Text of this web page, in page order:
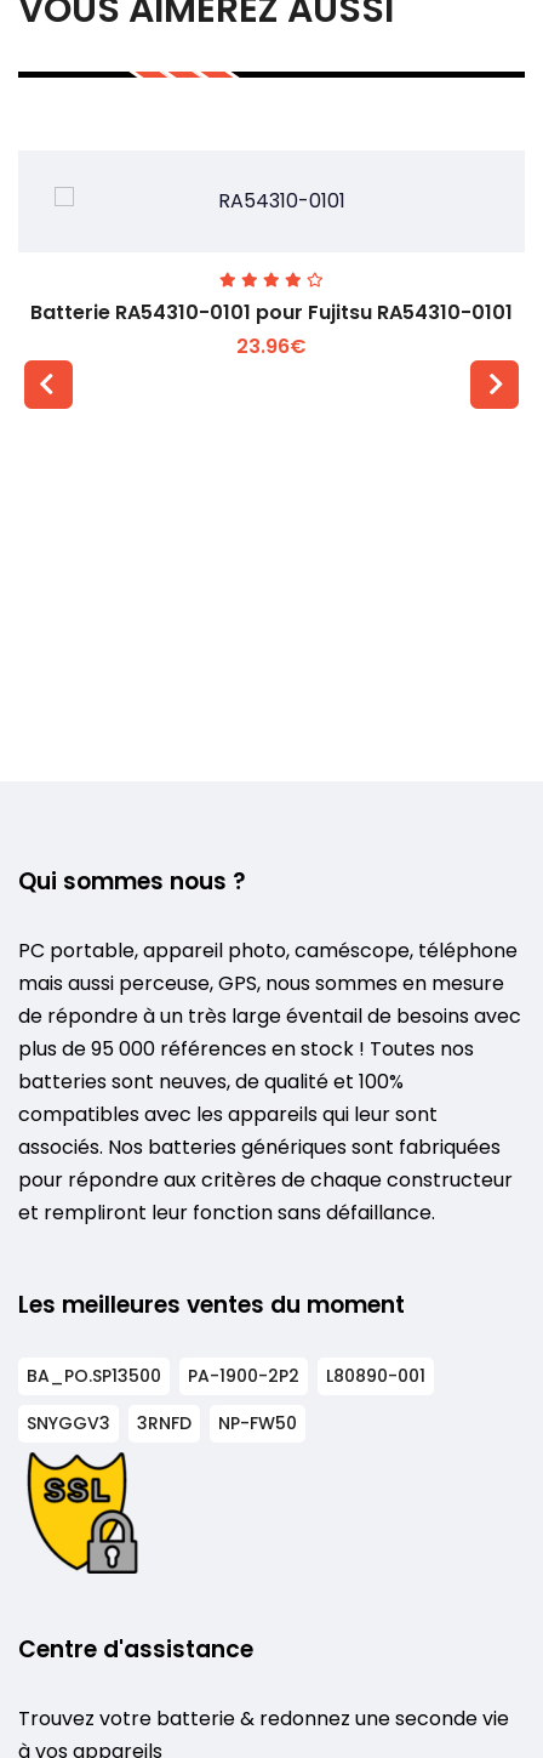
Batterie RA54310-0101 pour Fujitsu RA54310-0101
23.96€
Qui sommes nous ?
PC portable, appareil photo, caméscope, téléphone
mais aussi perceuse, GPS, nous sommes en mesure
de répondre à un très large éventail de besoins avec
plus de 95 000 références en stock ! Toutes nos
batteries sont neuves, de qualité et 100%
compatibles avec les appareils qui leur sont
associés. Nos batteries génériques sont fabriquées
pour répondre aux critères de chaque constructeur
et rempliront leur fonction sans défaillance.
Les meilleures ventes du moment
BA_PO.SP13500 PA-1900-2P2
L80890-001
SNYGGV3
3RNFD NP-FW50
Centre d'assistance
Trouvez votre batterie & redonnez une seconde vie
à vos appareils